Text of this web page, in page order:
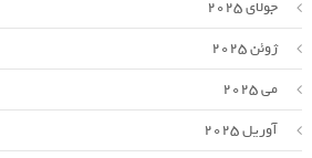
جولای 2025
ژوئن 2025
می 2025
آوریل 2025